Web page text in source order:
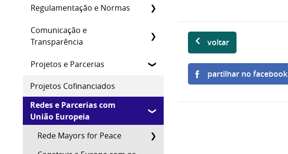
Regulamentação e Normas
Comunicação e
Transparência
Projetos e Parcerias
Projetos Cofinanciados
Redes e Parcerias com
União Europeia
Rede Mayors for Peace
voltar
partilhar no facebook